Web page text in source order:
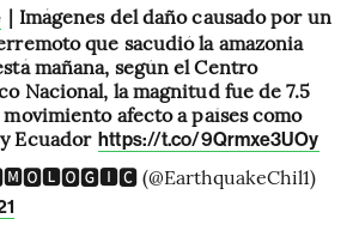
| Imágenes del daño causado por un
que sacudió la amazonia
mañana, según el Centro
Nacional, la magnitud fue de 7.5
movimiento afecto a países como
Ecuador https://t.co/9Qrmxe3UOy
(@EarthquakeChil1)